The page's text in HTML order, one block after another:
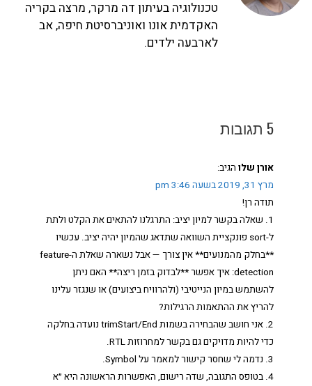
טכנולוגיה בעיתון דה מרקר, מרצה בקריה
האקדמית אונו ואוניברסיטת חיפה, אב
לארבעה ילדים.
5 תגובות
אורן שלו הגיב:
מרץ 31, 2019 בשעה 3:46 pm
תודה רן!
1. שאלה בקשר למיון יציב: התרגלנו להתאים את הקלט ולתת
ל-sort פונקציית השוואה שתדאג שהמיון יהיה יציב. עכשיו
**בחלק מהמנועים** אין צורך — אבל נשארה שאלת ה-feature
detection: איך אפשר **לבדוק בזמן ריצה** האם ניתן
להשתמש במיון הנייטיבי (ולהרוויח ביצועים) או שנגזר עלינו
להריץ את ההתאמות הרגילות?
2. אני חושב שהבחירה בשמות trimStart/End נועדה בחלקה
כדי להיות מדויקים גם בקשר למחרוזות RTL.
3. נדמה לי שחסר קישור למאמר על Symbol.
4. בטופס התגובה, שדה רישום, האפשרות הראשונה היא ״א